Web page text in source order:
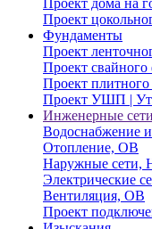
Проект дома на
Проект
Фундаменты
Проект
Проект свайного
Проект
Проект УШП |
Инженерные сети
Водоснабжение
Отопление, ОВ
Наружные сети,
Электрические
Вентиляция, ОВ
Проект